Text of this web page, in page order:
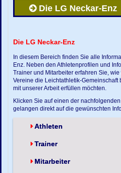
Die LG Neckar-Enz
Die LG Neckar-Enz
In diesem Bereich finden Sie alle
Enz. Neben den Athletenprofilen und
Trainer und Mitarbeiter erfahren Sie,
Vereine die Leichtathletik-
mit unserer Arbeit erfüllen möchten.
Klicken Sie auf einen der
gelangen direkt auf die gewünschten
Athleten
Trainer
Mitarbeiter